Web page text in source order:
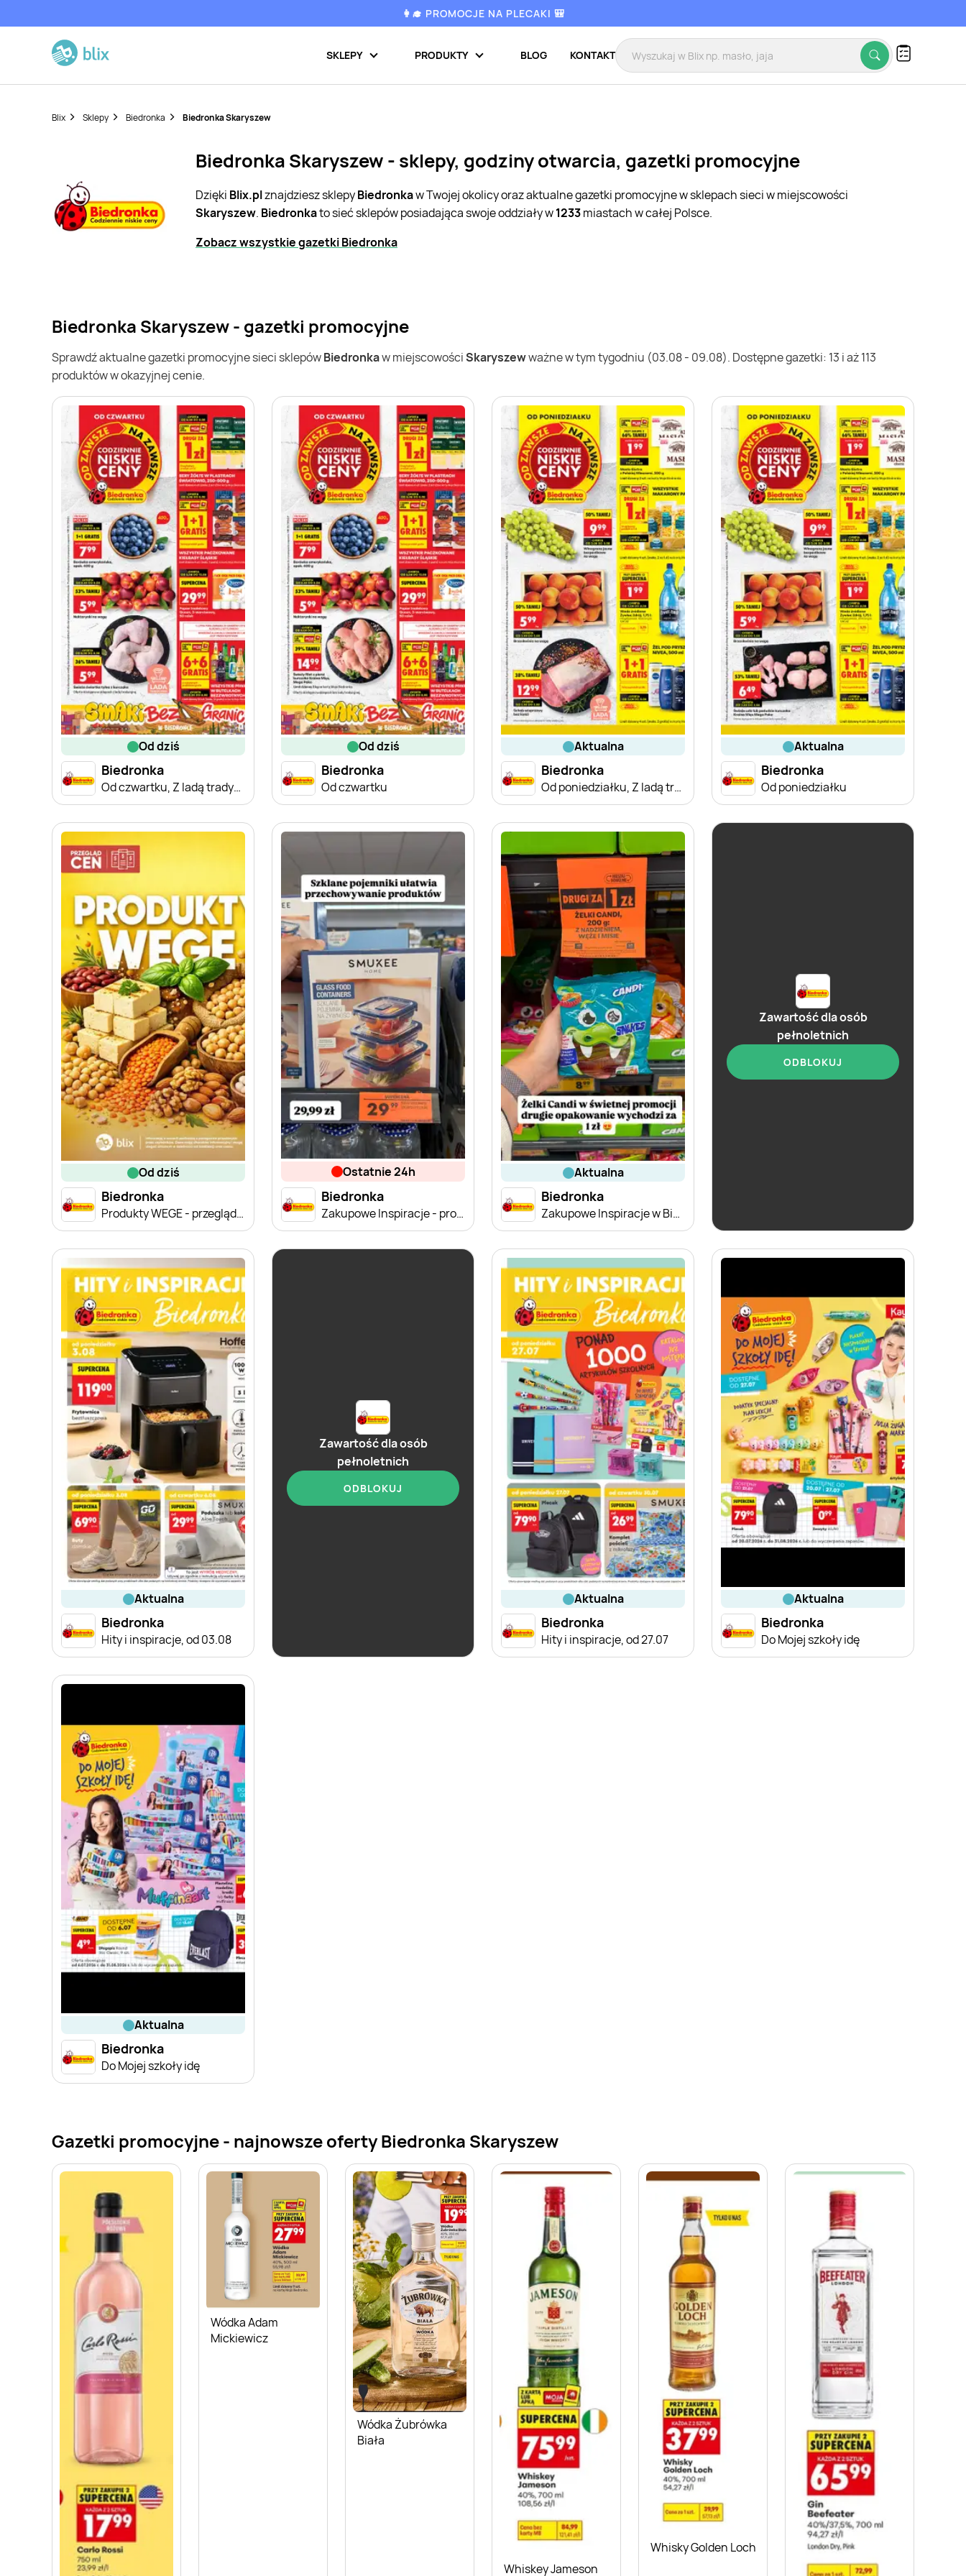
👩‍🎓 PROMOCJE NA PLECAKI 🎒
SKLEPY PRODUKTY BLOG KONTAKT
Blix Sklepy Biedronka Biedronka Skaryszew
Biedronka Skaryszew - sklepy, godziny otwarcia, gazetki promocyjne
Dzięki Blix.plznajdziesz sklepyBiedronkaw Twojej okolicy oraz aktualne gazetki promocyjne w sklepach sieci w miejscowości
Skaryszew. Biedronkato sieć sklepów posiadająca swoje oddziały w1233miastach w całej Polsce.
Zobacz wszystkie gazetki Biedronka
Biedronka Skaryszew - gazetki promocyjne
Sprawdź aktualne gazetki promocyjne sieci sklepówBiedronkaw miejscowościSkaryszewważne w tym tygodniu (03.08 - 09.08). Dostępne gazetki: 13 i aż 113
produktów w okazyjnej cenie.
od dziś
Biedronka
Od czwartku, Z ladą tradycyjną
od dziś
Biedronka
Od czwartku
aktualna
Biedronka
Od poniedziałku, Z ladą tradycyjną
aktualna
Biedronka
Od poniedziałku
od dziś
Biedronka
Produkty WEGE - przegląd cen
ostatnie 24h
Biedronka
Zakupowe Inspiracje - produkty do domu i dodatki modowe
aktualna
Biedronka
Zakupowe Inspiracje w Biedronce
Zawartość dla osób
pełnoletnich
ODBLOKUJ
aktualna
Biedronka
Hity i inspiracje, od 03.08
Zawartość dla osób
pełnoletnich
ODBLOKUJ
aktualna
Biedronka
Hity i inspiracje, od 27.07
aktualna
Biedronka
Do Mojej szkoły idę
aktualna
Biedronka
Do Mojej szkoły idę
Gazetki promocyjne - najnowsze oferty Biedronka Skaryszew
Wódka Adam
Mickiewicz
Wódka Żubrówka
Biała
Whiskey Jameson
Whisky Golden Loch